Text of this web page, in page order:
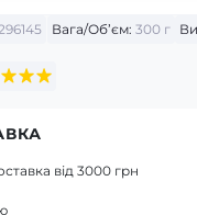
Вага/Об’єм: 300 г
від 3000 грн